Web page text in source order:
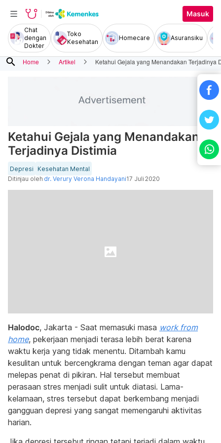
Masuk
Chat
dengan
Dokter
Toko
Kesehatan
Homecare Asuransiku
search Home Artikel Ketahui Gejala yang Menandakan Terjadinya
Ketahui Gejala yang Menandakan
Terjadinya Distimia
Depresi
Kesehatan Mental
Ditinjau oleh dr. Verury Verona Handayani17 Juli 2020
Halodoc, Jakarta - Saat memasuki masa work from
home, pekerjaan menjadi terasa lebih berat karena
waktu kerja yang tidak menentu. Ditambah kamu
kesulitan untuk bercengkrama dengan teman agar dapat
melepas penat di pikiran. Hal tersebut membuat
perasaan stres menjadi sulit untuk diatasi. Lama-
kelamaan, stres tersebut dapat berkembang menjadi
gangguan depresi yang sangat memengaruhi aktivitas
harian.